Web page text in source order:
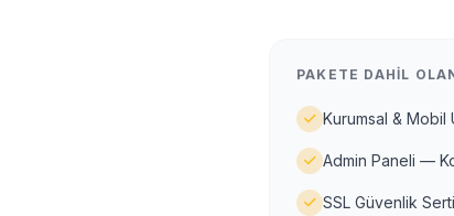
PAKETE DAHIL
Kurumsal & Mobil
Admin Paneli —
SSL Güvenlik